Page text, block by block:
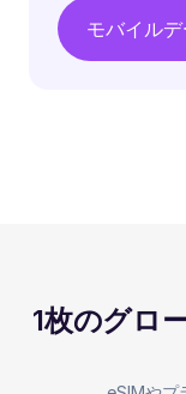
モバイル
1枚のグロ